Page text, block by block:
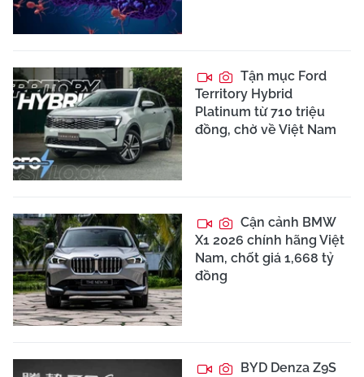
Tận mục Ford
Territory Hybrid
Platinum từ 710 triệu
đồng, chờ về Việt Nam
Cận cảnh BMW
X1 2026 chính hãng Việt
Nam, chốt giá 1,668 tỷ
đồng
BYD Denza Z9S